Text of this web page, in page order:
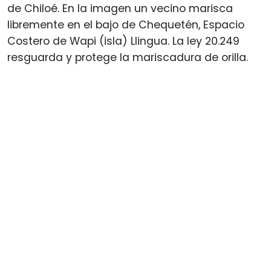
de Chiloé. En la imagen un vecino marisca
libremente en el bajo de Chequetén, Espacio
Costero de Wapi (isla) Llingua. La ley 20.249
resguarda y protege la mariscadura de orilla.